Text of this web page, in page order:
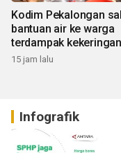
Kodim Pekalongan
bantuan air ke warga
terdampak kekeringan
15 jam lalu
Infografik